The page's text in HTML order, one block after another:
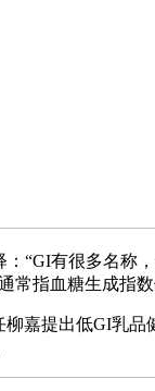
有很多名称，
指血糖生成指
提出低GI乳品